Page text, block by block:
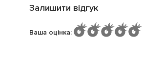
Залишити відгук
Ваша оцінка: